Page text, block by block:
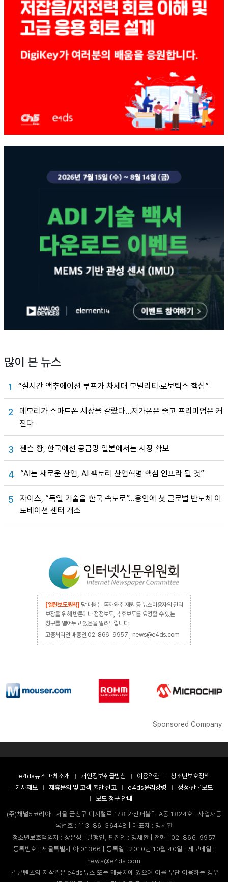
많이 본 뉴스
1 “실시간 액추에이션 루프가 차세대 모빌리티·로보틱스 핵심”
2
메모리가 스마트폰 시장을 갈랐다…저가폰은 줄고 프리미엄은 커
진다
3 젠슨 황, 한국에선 공급망 일본에서는 시장 확보
4 “AI는 새로운 산업, AI 팩토리 산업혁명 핵심 인프라 될 것”
5
자이스, “독일 기술을 한국 속도로”…용인에 첫 글로벌 반도체 이
노베이션 센터 개소
[열린보도원칙] 당 매체는 독자와 취재원 등 뉴스이용자의 권리
보장을 위해 반론이나 정정보도, 추후보도를 요청할 수 있는
창구를 열어두고 있음을 알려드립니다.
고충처리인 배종인 02-866-9957 , news@e4ds.com
Sponsored Company
e4ds뉴스 매체소개 개인정보취급방침 이용약관
청소년보호정책
기사제보
제휴문의 및 고객 불만 신고 e4ds윤리강령
정정·반론보도
보도 청구 안내
(주)채널5코리아 | 서울 금천구 디지털로 178 가산퍼블릭 A동 1824호 | 사업자등
록번호 : 113-86-36448 | 대표자 : 명세환
청소년보호책임자 : 장은성 | 발행인, 편집인 : 명세환 | 전화 : 02-866-9957
등록번호 : 서울특별시 아 01366 | 등록일 : 2010년 10월 40일 | 제보메일 :
news@e4ds.com
본 콘텐츠의 저작권은 e4ds뉴스 또는 제공처에 있으며 이를 무단 이용하는 경우